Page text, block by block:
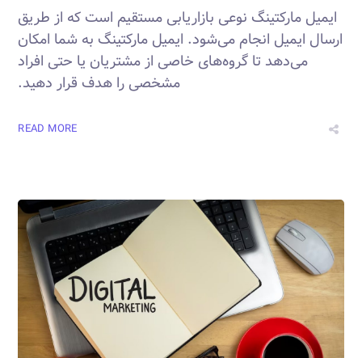
ایمیل مارکتینگ نوعی بازاریابی مستقیم است که از طریق
ارسال ایمیل انجام می‌شود. ایمیل مارکتینگ به شما امکان
می‌دهد تا گروه‌های خاصی از مشتریان یا حتی افراد
مشخصی را هدف قرار دهید.
READ MORE